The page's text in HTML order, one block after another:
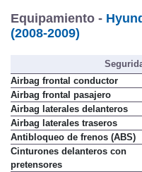
Equipamiento -
(2008-2009)
Airbag frontal conductor
Airbag frontal pasajero
Airbag laterales delanteros
Airbag laterales traseros
Antibloqueo de frenos (ABS)
Cinturones delanteros con
pretensores